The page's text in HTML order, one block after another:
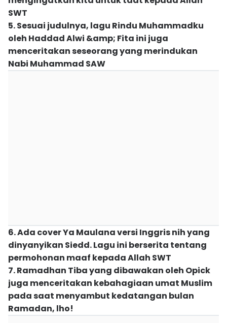
SWT
5. Sesuai judulnya, lagu Rindu Muhammadku
oleh Haddad Alwi &amp; Fita ini juga
menceritakan seseorang yang merindukan
Nabi Muhammad SAW
6. Ada cover Ya Maulana versi Inggris nih yang
dinyanyikan Siedd. Lagu ini berserita tentang
permohonan maaf kepada Allah SWT
7. Ramadhan Tiba yang dibawakan oleh Opick
juga menceritakan kebahagiaan umat Muslim
pada saat menyambut kedatangan bulan
Ramadan, lho!